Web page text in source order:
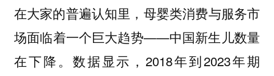
在大家的普遍认知里，母婴类消费与服务市
场面临着一个巨大趋势——中国新生儿数量
在下降。数据显示，2018年到2023年期